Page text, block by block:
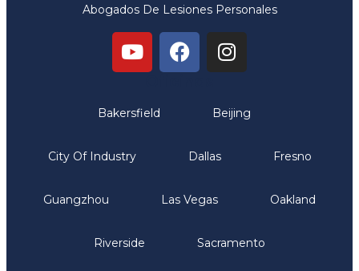
Abogados De Lesiones Personales
Bakersfield Beijing
City Of Industry Dallas Fresno
Guangzhou Las Vegas Oakland
Riverside Sacramento